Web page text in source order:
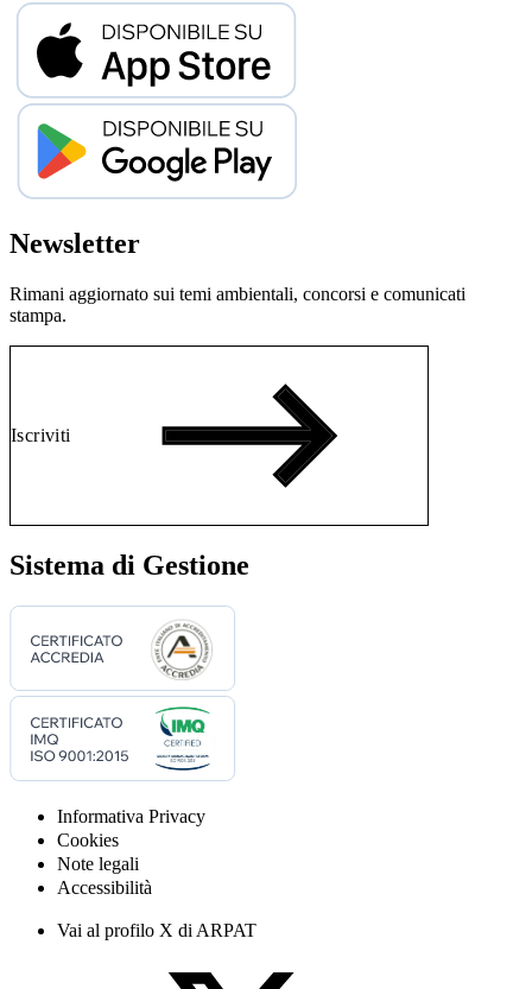
Newsletter
Rimani aggiornato sui temi ambientali, concorsi e comunicati
stampa.
Iscriviti
Sistema di Gestione
Informativa Privacy
Cookies
Note legali
Accessibilità
Vai al profilo X di ARPAT